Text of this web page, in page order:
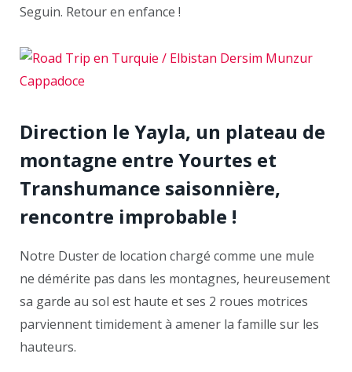
Seguin. Retour en enfance !
Direction le Yayla, un plateau de
montagne entre Yourtes et
Transhumance saisonnière,
rencontre improbable !
Notre Duster de location chargé comme une mule
ne démérite pas dans les montagnes, heureusement
sa garde au sol est haute et ses 2 roues motrices
parviennent timidement à amener la famille sur les
hauteurs.